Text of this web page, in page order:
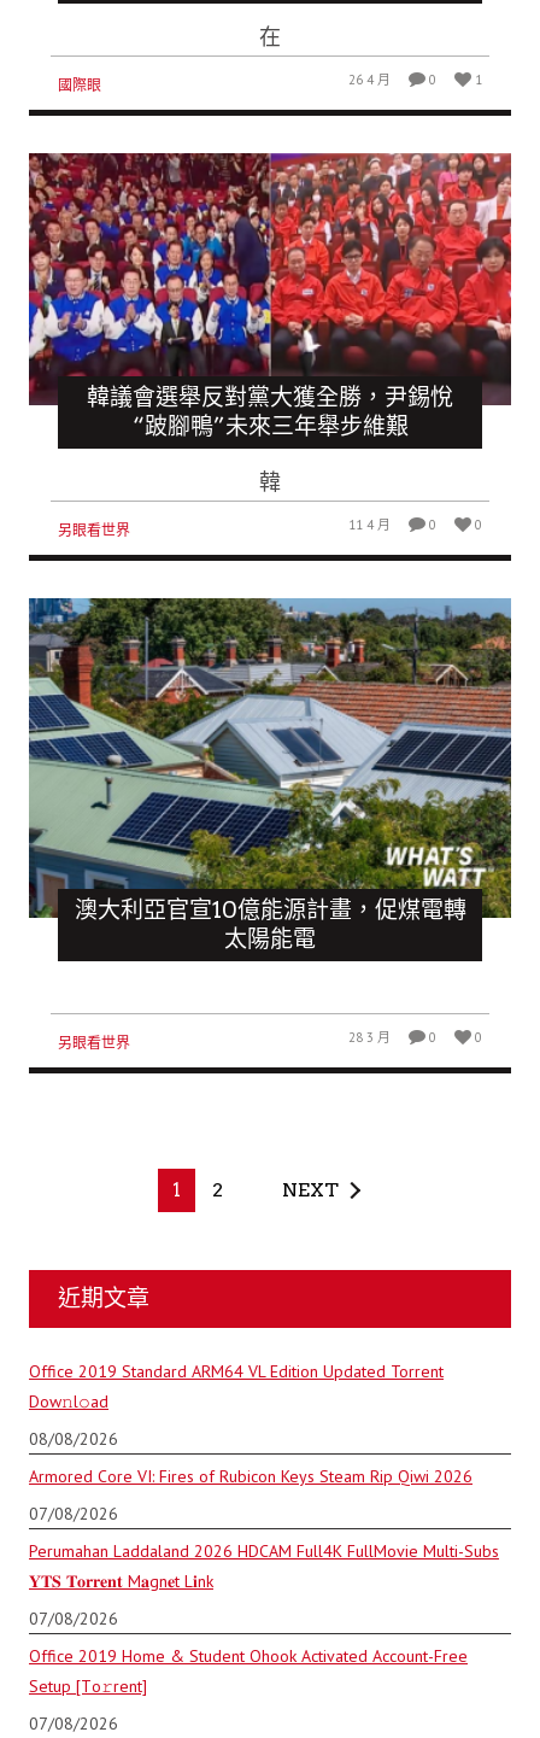
在
國際眼 26 4 月 0 1
韓議會選舉反對黨大獲全勝，尹錫悅
“跛腳鴨”未來三年舉步維艱
韓
另眼看世界 11 4 月 0 0
澳大利亞官宣10億能源計畫，促煤電轉
太陽能電
另眼看世界 28 3 月 0 0
1 2 NEXT
近期文章
Office 2019 Standard ARM64 VL Edition Updated Torrent
Dow𝚗l𝚘аd
08/08/2026
Armored Core VI: Fires of Rubicon Keys Steam Rip Qiwi 2026
07/08/2026
Perumahan Laddaland 2026 HDCAM Full4K FullMovie Multi-Subs
𝐘𝐓𝐒 𝐓𝐨𝐫𝐫𝐞𝐧𝐭 M𝐚gn𝐞t L𝐢nk
07/08/2026
Office 2019 Home & Student Ohook Activated Account-Free
Setup [Тo𝚛rent]
07/08/2026